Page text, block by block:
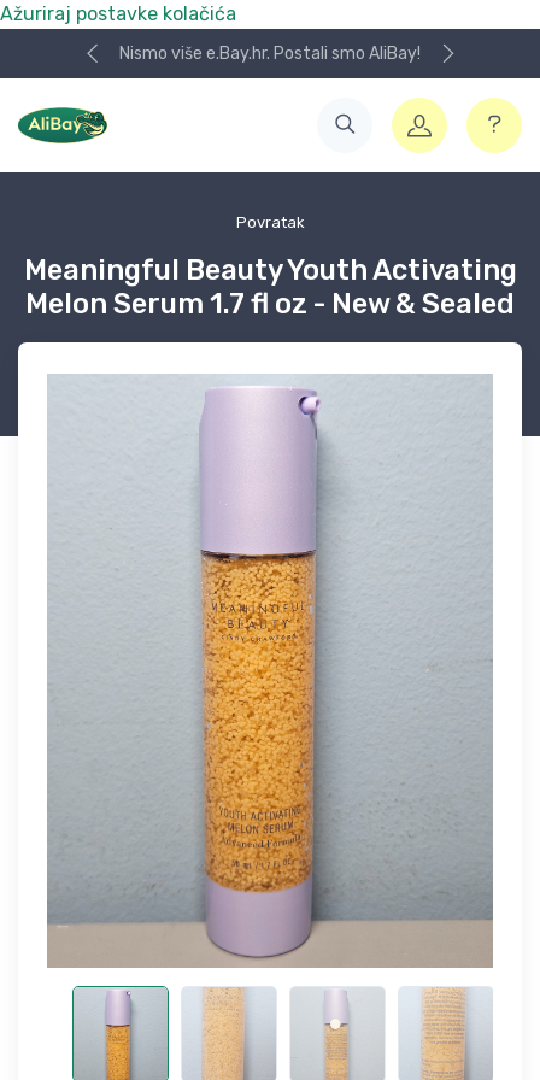
Ažuriraj postavke kolačića
Nismo više e.Bay.hr. Postali smo AliBay!
Povratak
Meaningful Beauty Youth Activating
Melon Serum 1.7 fl oz - New & Sealed